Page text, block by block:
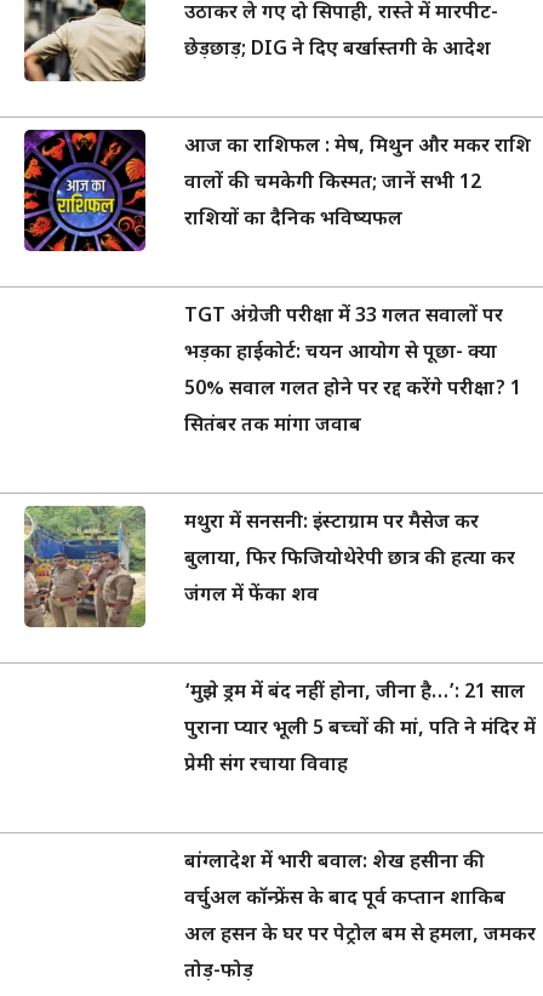
उठाकर ले गए दो सिपाही, रास्ते में मारपीट-
छेड़छाड़; DIG ने दिए बर्खास्तगी के आदेश
आज का राशिफल : मेष, मिथुन और मकर राशि
वालों की चमकेगी किस्मत; जानें सभी 12
राशियों का दैनिक भविष्यफल
TGT अंग्रेजी परीक्षा में 33 गलत सवालों पर
भड़का हाईकोर्ट: चयन आयोग से पूछा- क्या
50% सवाल गलत होने पर रद्द करेंगे परीक्षा? 1
सितंबर तक मांगा जवाब
मथुरा में सनसनी: इंस्टाग्राम पर मैसेज कर
बुलाया, फिर फिजियोथेरेपी छात्र की हत्या कर
जंगल में फेंका शव
‘मुझे ड्रम में बंद नहीं होना, जीना है…’: 21 साल
पुराना प्यार भूली 5 बच्चों की मां, पति ने मंदिर में
प्रेमी संग रचाया विवाह
बांग्लादेश में भारी बवाल: शेख हसीना की
वर्चुअल कॉन्फ्रेंस के बाद पूर्व कप्तान शाकिब
अल हसन के घर पर पेट्रोल बम से हमला, जमकर
तोड़-फोड़